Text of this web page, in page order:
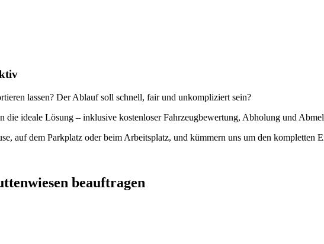
lassen? Der Ablauf soll schnell, fair und unkompliziert sein?
die ideale Lösung – inklusive kostenloser Fahrzeugbewertung, Abholung und
auf dem Parkplatz oder beim Arbeitsplatz, und kümmern uns um den kompletten
beauftragen